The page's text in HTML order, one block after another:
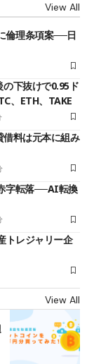
View All
倫理条項案──日
下抜けで0.95ド
、ETH、TAKE
料は元本に組み
字転落──AI転換
トレジャリー企
View All